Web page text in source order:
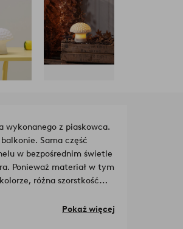
wykonanego z piaskowca.
Sama część
w bezpośrednim świetle
Ponieważ materiał w tym
różna szorstkość
w swoim wyglądzie.
artykułu: 1937229-01-
Pokaż więcej